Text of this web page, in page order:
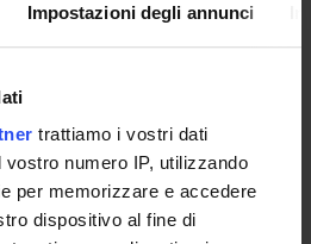
Impostazioni degli annunci
trattiamo i vostri dati
numero IP, utilizzando
per memorizzare e accedere
dispositivo al fine di
POSTGRADUATE